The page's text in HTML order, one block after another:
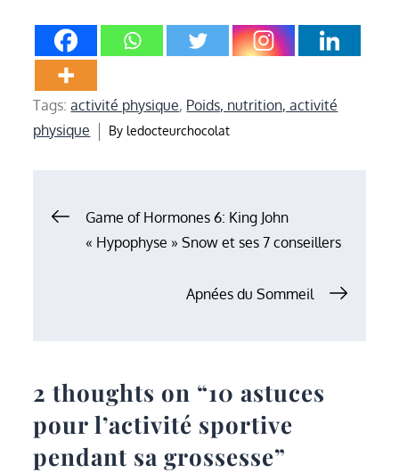
Tags:activité physique, Poids, nutrition, activité
physique
By ledocteurchocolat
Navigation
Game of Hormones 6: King John
« Hypophyse » Snow et ses 7 conseillers
Apnées du Sommeil
2 thoughts on “10 astuces
pour l’activité sportive
pendant sa grossesse”